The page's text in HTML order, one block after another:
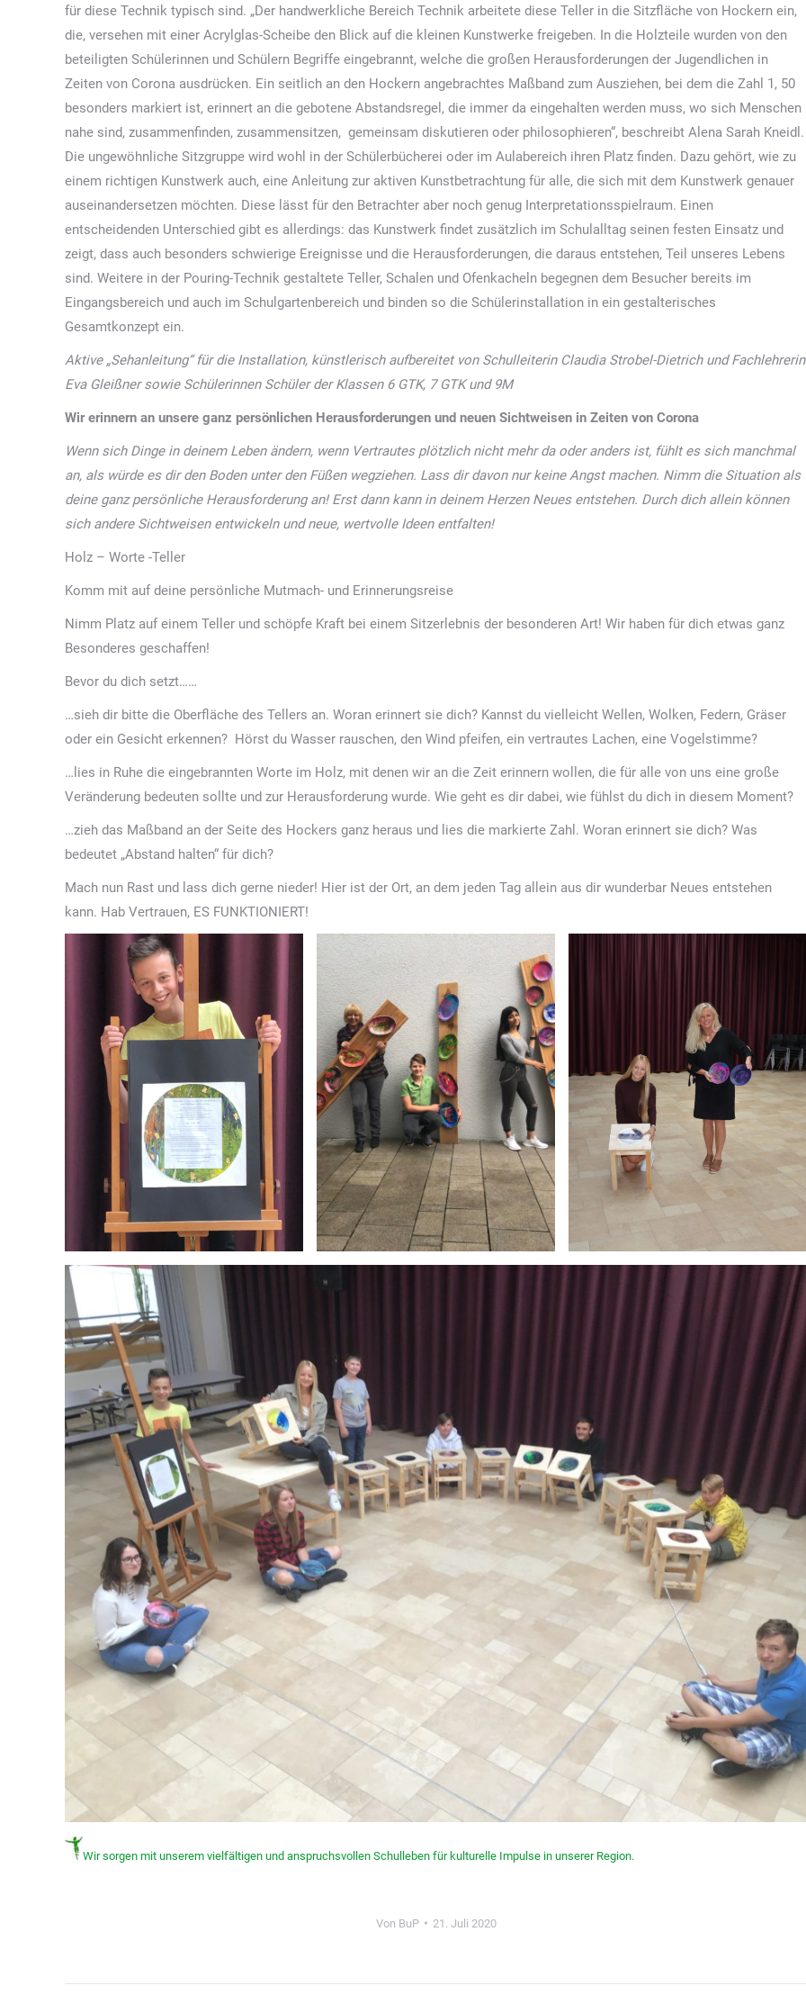
für diese Technik typisch sind. „Der handwerkliche Bereich Technik arbeitete diese Teller in die Sitzfläche von Hockern ein,
die, versehen mit einer Acrylglas-Scheibe den Blick auf die kleinen Kunstwerke freigeben. In die Holzteile wurden von den
beteiligten Schülerinnen und Schülern Begriffe eingebrannt, welche die großen Herausforderungen der Jugendlichen in
Zeiten von Corona ausdrücken. Ein seitlich an den Hockern angebrachtes Maßband zum Ausziehen, bei dem die Zahl 1, 50
besonders markiert ist, erinnert an die gebotene Abstandsregel, die immer da eingehalten werden muss, wo sich Menschen
nahe sind, zusammenfinden, zusammensitzen, gemeinsam diskutieren oder philosophieren“, beschreibt Alena Sarah Kneidl.
Die ungewöhnliche Sitzgruppe wird wohl in der Schülerbücherei oder im Aulabereich ihren Platz finden. Dazu gehört, wie zu
einem richtigen Kunstwerk auch, eine Anleitung zur aktiven Kunstbetrachtung für alle, die sich mit dem Kunstwerk genauer
auseinandersetzen möchten. Diese lässt für den Betrachter aber noch genug Interpretationsspielraum. Einen
entscheidenden Unterschied gibt es allerdings: das Kunstwerk findet zusätzlich im Schulalltag seinen festen Einsatz und
zeigt, dass auch besonders schwierige Ereignisse und die Herausforderungen, die daraus entstehen, Teil unseres Lebens
sind. Weitere in der Pouring-Technik gestaltete Teller, Schalen und Ofenkacheln begegnen dem Besucher bereits im
Eingangsbereich und auch im Schulgartenbereich und binden so die Schülerinstallation in ein gestalterisches
Gesamtkonzept ein.
Aktive „Sehanleitung“ für die Installation, künstlerisch aufbereitet von Schulleiterin Claudia Strobel-Dietrich und Fachlehrerin
Eva Gleißner sowie Schülerinnen Schüler der Klassen 6 GTK, 7 GTK und 9M
Wir erinnern an unsere ganz persönlichen Herausforderungen und neuen Sichtweisen in Zeiten von Corona
Wenn sich Dinge in deinem Leben ändern, wenn Vertrautes plötzlich nicht mehr da oder anders ist, fühlt es sich manchmal
an, als würde es dir den Boden unter den Füßen wegziehen. Lass dir davon nur keine Angst machen. Nimm die Situation als
deine ganz persönliche Herausforderung an! Erst dann kann in deinem Herzen Neues entstehen. Durch dich allein können
sich andere Sichtweisen entwickeln und neue, wertvolle Ideen entfalten!
Holz – Worte -Teller
Komm mit auf deine persönliche Mutmach- und Erinnerungsreise
Nimm Platz auf einem Teller und schöpfe Kraft bei einem Sitzerlebnis der besonderen Art! Wir haben für dich etwas ganz
Besonderes geschaffen!
Bevor du dich setzt……
…sieh dir bitte die Oberfläche des Tellers an. Woran erinnert sie dich? Kannst du vielleicht Wellen, Wolken, Federn, Gräser
oder ein Gesicht erkennen? Hörst du Wasser rauschen, den Wind pfeifen, ein vertrautes Lachen, eine Vogelstimme?
…lies in Ruhe die eingebrannten Worte im Holz, mit denen wir an die Zeit erinnern wollen, die für alle von uns eine große
Veränderung bedeuten sollte und zur Herausforderung wurde. Wie geht es dir dabei, wie fühlst du dich in diesem Moment?
…zieh das Maßband an der Seite des Hockers ganz heraus und lies die markierte Zahl. Woran erinnert sie dich? Was
bedeutet „Abstand halten“ für dich?
Mach nun Rast und lass dich gerne nieder! Hier ist der Ort, an dem jeden Tag allein aus dir wunderbar Neues entstehen
kann. Hab Vertrauen, ES FUNKTIONIERT!
Wir sorgen mit unserem vielfältigen und anspruchsvollen Schulleben für kulturelle Impulse in unserer Region.
Von BuP 21. Juli 2020